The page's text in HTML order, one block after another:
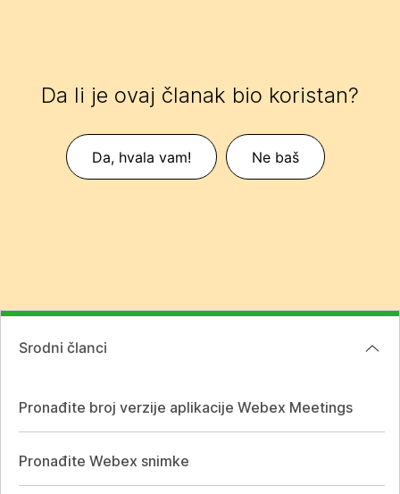
Da li je ovaj članak bio koristan?
Da, hvala vam! Ne baš
Srodni članci
Pronađite broj verzije aplikacije Webex Meetings
Pronađite Webex snimke